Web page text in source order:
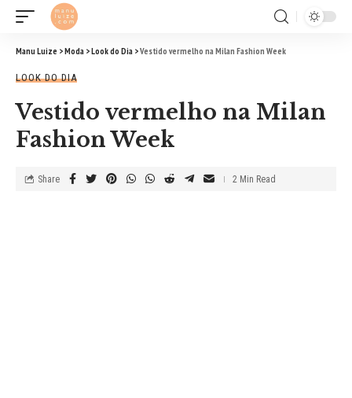
Manu Luize >Moda >Look do Dia >Vestido vermelho na Milan Fashion Week
LOOK DO DIA
Vestido vermelho na Milan
Fashion Week
Share 2 Min Read